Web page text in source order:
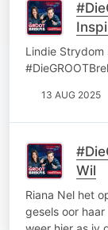
Lindie
13 AUG 2025
Wil
Riana Nel het
gesels oor